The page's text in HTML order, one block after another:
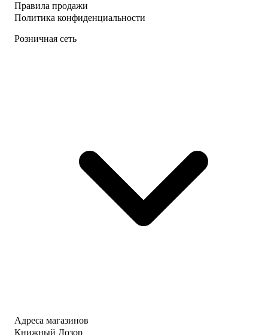
Правила продажи
Политика конфиденциальности
Розничная сеть
Адреса магазинов
Книжный Дозор